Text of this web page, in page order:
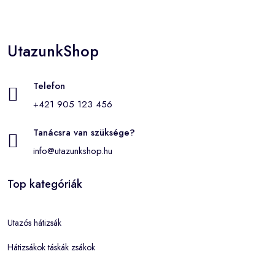
UtazunkShop
Telefon
+421 905 123 456
Tanácsra van szüksége?
info@utazunkshop.hu
Top kategóriák
Utazós hátizsák
Hátizsákok táskák zsákok